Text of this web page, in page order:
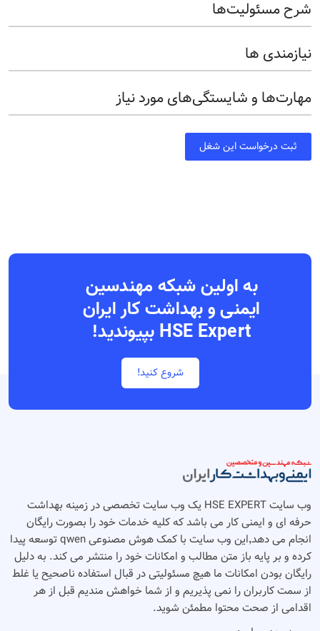
شرح مسئولیت‌ها
نیازمندی ها
مهارت‌ها و شایستگی‌های مورد نیاز
ثبت درخواست این شغل
به اولین شبکه مهندسین
ایمنی و بهداشت کار ایران
HSE Expert بپیوندید!
شروع کنید!
وب سایت HSE EXPERT یک وب سایت تخصصی در زمینه بهداشت
حرفه ای و ایمنی کار می باشد که کلیه خدمات خود را بصورت رایگان
انجام می دهد٬‌این وب سایت با کمک هوش مصنوعی qwen توسعه پیدا
کرده و بر پایه باز متن مطالب و امکانات خود را منتشر می کند. به دلیل
رایگان بودن امکانات ما هیچ مسئولیتی در قبال استفاده ناصحیح یا غلط
از سمت کاربران را نمی پذیریم و از شما خواهش مندیم قبل از هر
اقدامی از صحت محتوا مطمئن شوید.